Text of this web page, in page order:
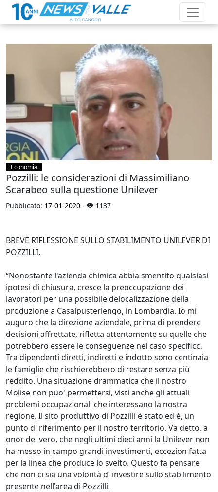
Economia
Pozzilli: le considerazioni di Massimiliano
Scarabeo sulla questione Unilever
Pubblicato: 17-01-2020 - 1137
BREVE RIFLESSIONE SULLO STABILIMENTO UNILEVER DI
POZZILLI.
“Nonostante l'azienda chimica abbia smentito qualsiasi
ipotesi di chiusura, cresce la preoccupazione dei
lavoratori per una possibile delocalizzazione della
produzione a Casalpusterlengo, in Lombardia. Io mi
auguro che la direzione aziendale, prima di prendere
decisioni affrettate, rifletta attentamente su quelle che
potrebbero essere le conseguenze nel caso specifico.
Tra dipendenti diretti, indiretti e indotto sono centinaia
le famiglie che rischierebbero di restare senza più
reddito. Una situazione drammatica che il nostro
Molise non puo' permettersi, visti anche gli attuali
problemi occupazionali che interessano la nostra
regione. Il sito produttivo di Pozzilli è stato ed è, un
punto di riferimento per il nostro territorio. Va detto, a
onor del vero, che negli ultimi dieci anni la Unilever non
ha messo in campo grandi investimenti, eccezion fatta
per la linea che produce lo svelto. Questo fa pensare
che non ci sia una volontà di investire sullo stabilimento
presente nell'area di Pozzilli.